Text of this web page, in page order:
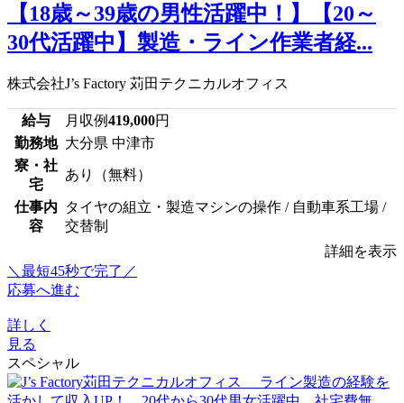
【18歳～39歳の男性活躍中！】【20～
30代活躍中】製造・ライン作業者経...
株式会社J’s Factory 苅田テクニカルオフィス
給与 月収例419,000円
勤務地 大分県 中津市
寮・社
宅
あり（無料）
仕事内
容
タイヤの組立・製造マシンの操作 / 自動車系工場 /
交替制
詳細を表示
＼最短45秒で完了／
応募へ進む
詳しく
見る
スペシャル